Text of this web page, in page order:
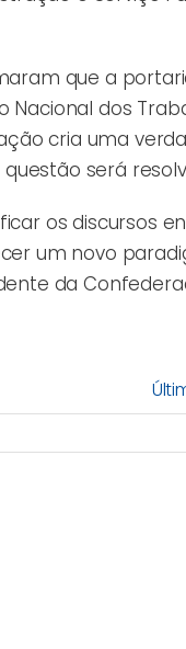
que a
Nacional dos
cria uma
será
os discursos
um novo
da